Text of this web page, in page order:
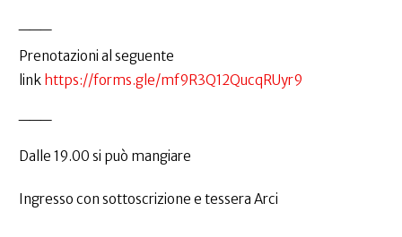
Prenotazioni al seguente
link https://forms.gle/mf9R3Q12QucqRUyr9
Dalle 19.00 si può mangiare
Ingresso con sottoscrizione e tessera Arci